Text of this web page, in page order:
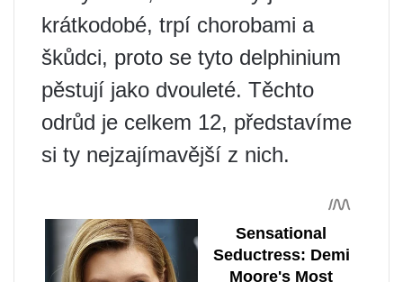
krátkodobé, trpí chorobami a
škůdci, proto se tyto delphinium
pěstují jako dvouleté. Těchto
odrůd je celkem 12, představíme
si ty nejzajímavější z nich.